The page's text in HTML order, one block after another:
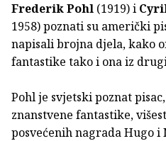
Frederik Pohl (1919) i
1958) poznati su američki
napisali brojna djela, kako
fantastike tako i ona iz
Pohl je svjetski poznat
znanstvene fantastike,
posvećenih nagrada Hugo